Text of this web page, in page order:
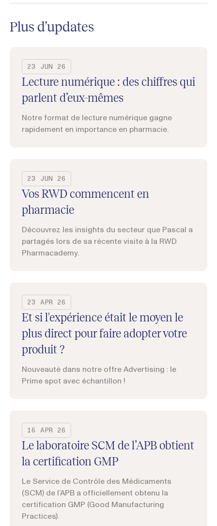
Plus d’updates
23 JUN 26
Lecture numérique : des chiffres qui
parlent d’eux-mêmes
Notre format de lecture numérique gagne
rapidement en importance en pharmacie.
23 JUN 26
Vos RWD commencent en
pharmacie
Découvrez les insights du secteur que Pascal a
partagés lors de sa récente visite à la RWD
Pharmacademy.
23 APR 26
Et si l'expérience était le moyen le
plus direct pour faire adopter votre
produit ?
Nouveauté dans notre offre Advertising : le
Prime spot avec échantillon !
16 APR 26
Le laboratoire SCM de l’APB obtient
la certification GMP
Le Service de Contrôle des Médicaments
(SCM) de l’APB a officiellement obtenu la
certification GMP (Good Manufacturing
Practices).